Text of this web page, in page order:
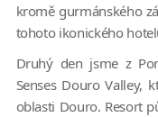
kromě gurmánského
tohoto ikonického
Druhý den jsme z
Senses Douro Valley,
oblasti Douro. Resort